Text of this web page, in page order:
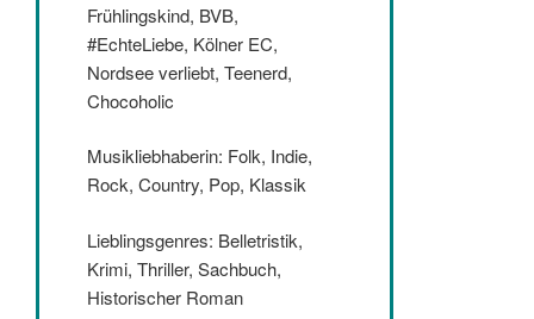
Frühlingskind, BVB,
#EchteLiebe, Kölner EC,
Nordsee verliebt, Teenerd,
Chocoholic
Musikliebhaberin: Folk, Indie,
Rock, Country, Pop, Klassik
Lieblingsgenres: Belletristik,
Krimi, Thriller, Sachbuch,
Historischer Roman